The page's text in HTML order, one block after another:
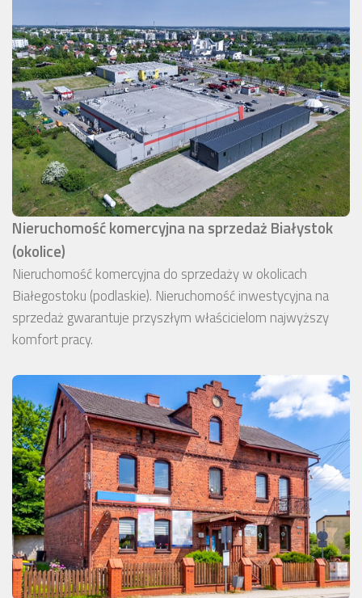
Nieruchomość komercyjna na sprzedaż Białystok
(okolice)
Nieruchomość komercyjna do sprzedaży w okolicach
Białegostoku (podlaskie). Nieruchomość inwestycyjna na
sprzedaż gwarantuje przyszłym właścicielom najwyższy
komfort pracy.